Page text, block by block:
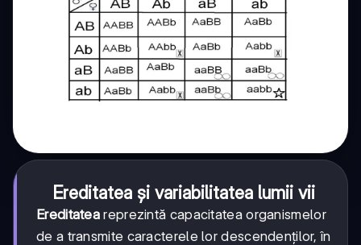
Ereditatea și variabilitatea lumii vii
Ereditatea reprezintă capacitatea organismelor
de a transmite caracterele lor descendenților, în